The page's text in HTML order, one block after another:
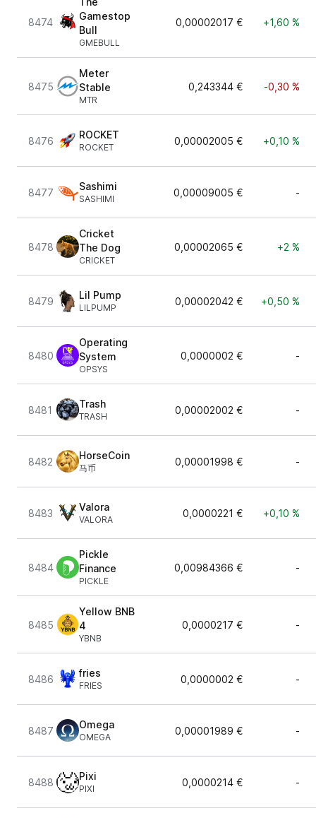
8474
Gamestop
Bull
GMEBULL
0,00002017 € +1,60 %
8475
Meter
Stable
MTR
0,243344 € -0,30 %
8476
ROCKET
ROCKET
0,00002005 € +0,10 %
8477
Sashimi
SASHIMI
0,00009005 € -
8478
Cricket
The Dog
CRICKET
0,00002065 € +2 %
8479
Lil Pump
LILPUMP
0,00002042 € +0,50 %
8480
Operating
System
OPSYS
0,0000002 € -
8481
Trash
TRASH
0,00002002 € -
8482
HorseCoin
马币
0,00001998 € -
8483
Valora
VALORA
0,0000221 € +0,10 %
8484
Pickle
Finance
PICKLE
0,00984366 € -
8485
Yellow BNB
4
YBNB
0,0000217 € -
8486
fries
FRIES
0,0000002 € -
8487
Omega
OMEGA
0,00001989 € -
8488
Pixi
PIXI
0,0000214 € -